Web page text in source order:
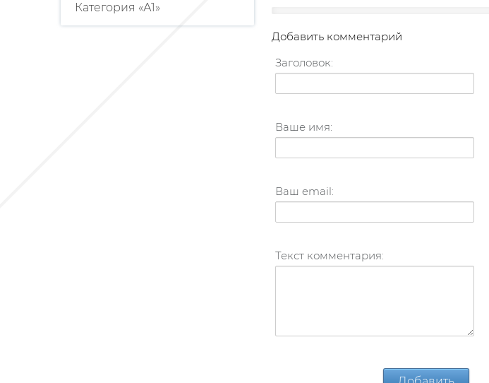
Категория «А1»
Добавить комментарий
Заголовок:
Ваше имя:
Ваш email:
Текст комментария: